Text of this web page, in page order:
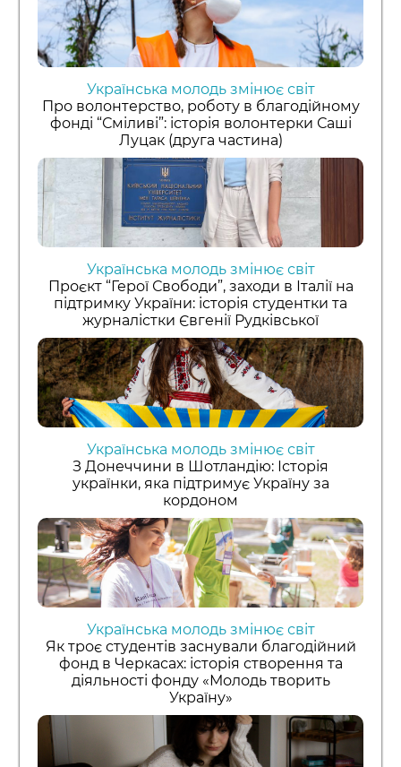
Українська молодь змінює світ
Про волонтерство, роботу в благодійному
фонді “Сміливі”: історія волонтерки Саші
Луцак (друга частина)
Українська молодь змінює світ
Проєкт “Герої Свободи”, заходи в Італії на
підтримку України: історія студентки та
журналістки Євгенії Рудківської
Українська молодь змінює світ
З Донеччини в Шотландію: Історія
українки, яка підтримує Україну за
кордоном
Українська молодь змінює світ
Як троє студентів заснували благодійний
фонд в Черкасах: історія створення та
діяльності фонду «Молодь творить
Україну»